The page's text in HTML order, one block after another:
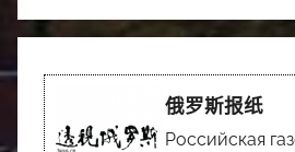
俄罗斯报纸
Российская